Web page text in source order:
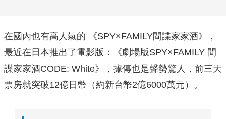
在國內也有高人氣的 《SPY×FAMILY間諜家家酒》，
最近在日本推出了電影版：《劇場版SPY×FAMILY 間
諜家家酒CODE: White》，據傳也是聲勢驚人，前三天
票房就突破12億日幣（約新台幣2億6000萬元）。